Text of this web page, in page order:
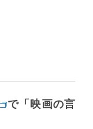
で「映画の言